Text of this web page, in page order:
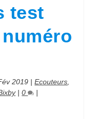
test
2019 |Ecouteurs
|0 |